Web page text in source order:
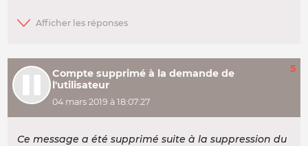
Compte supprimé à la demande de
l'utilisateur
04 mars 2019 à 18:07:27
5
Ce message a été supprimé suite à la suppression du